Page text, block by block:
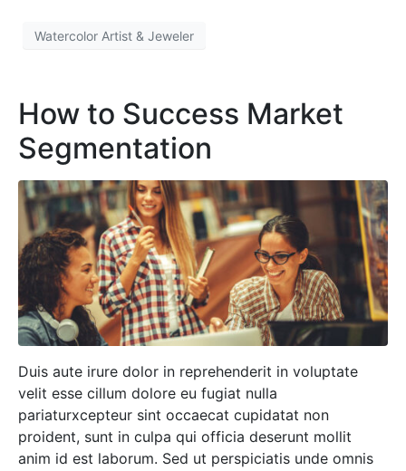
Watercolor Artist & Jeweler
How to Success Market
Segmentation
Duis aute irure dolor in reprehenderit in voluptate
velit esse cillum dolore eu fugiat nulla
pariaturxcepteur sint occaecat cupidatat non
proident, sunt in culpa qui officia deserunt mollit
anim id est laborum. Sed ut perspiciatis unde omnis